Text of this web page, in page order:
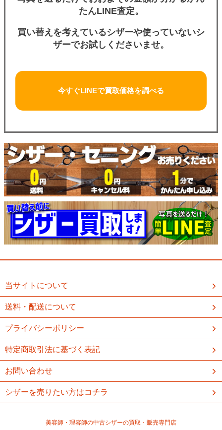
たんLINE査定。
買い替えを考えているシザーや使っていないシ
ザーでお試しくださいませ。
今すぐLINEで買取価格を調べる
当サイトについて
送料・配送について
プライバシーポリシー
特定商取引法に基づく表記
お問い合わせ
シザーを売りたい方はコチラ
美容師・理容師の中古シザーの買取・販売専門店